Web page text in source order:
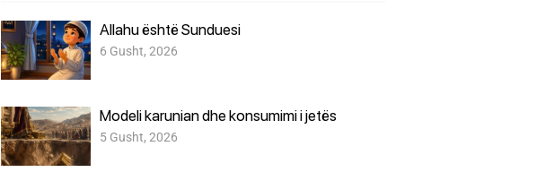
Allahu është Sunduesi
6 Gusht, 2026
Modeli karunian dhe konsumimi i jetës
5 Gusht, 2026